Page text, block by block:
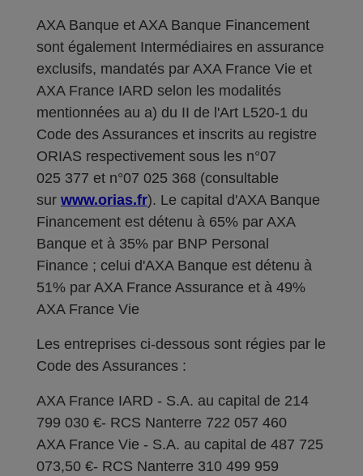
AXA Banque et AXA Banque Financement
sont également Intermédiaires en assurance
exclusifs, mandatés par AXA France Vie et
AXA France IARD selon les modalités
mentionnées au a) du II de l'Art L520-1 du
Code des Assurances et inscrits au registre
ORIAS respectivement sous les n°07
025 377 et n°07 025 368 (consultable
sur www.orias.fr). Le capital d'AXA Banque
Financement est détenu à 65% par AXA
Banque et à 35% par BNP Personal
Finance ; celui d'AXA Banque est détenu à
51% par AXA France Assurance et à 49%
AXA France Vie
Les entreprises ci-dessous sont régies par le
Code des Assurances :
AXA France IARD - S.A. au capital de 214
799 030 €- RCS Nanterre 722 057 460
AXA France Vie - S.A. au capital de 487 725
073,50 €- RCS Nanterre 310 499 959